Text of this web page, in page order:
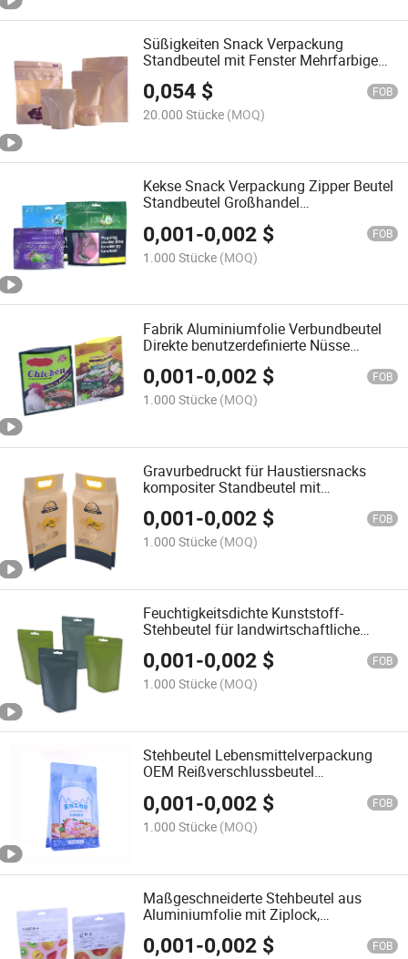
Süßigkeiten Snack Verpackung
Standbeutel mit Fenster Mehrfarbige
Lebensmittelverpackung
0,054 $ FOB
20.000 Stücke (MOQ)
Kekse Snack Verpackung Zipper Beutel
Standbeutel Großhandel
LLDPE Kunststoffbeutel
wiederverwendbar anti Verderb
0,001-0,002 $ FOB
1.000 Stücke (MOQ)
Fabrik Aluminiumfolie Verbundbeutel
Direkte benutzerdefinierte Nüsse
Verpackungsbeutel Standbeutel für
Lebensmittel Kunststoffbeutel
0,001-0,002 $ FOB
1.000 Stücke (MOQ)
Gravurbedruckt für Haustiersnacks
kompositer Standbeutel mit
bedrucktem farbigen LLDPE-
Kunststoffbeutel
0,001-0,002 $ FOB
1.000 Stücke (MOQ)
Feuchtigkeitsdichte Kunststoff-
Stehbeutel für landwirtschaftliche
Produkte mit individueller Bedruckung,
PVC-Kunststoffbeutel für Lebensmittel
aus der Landwirtschaft,
Reißverschlussbeutel
0,001-0,002 $ FOB
1.000 Stücke (MOQ)
Stehbeutel Lebensmittelverpackung
OEM Reißverschlussbeutel
Kunststoffbeutel Aluminiumfolie
Verbundbeutel
0,001-0,002 $ FOB
1.000 Stücke (MOQ)
Maßgeschneiderte Stehbeutel aus
Aluminiumfolie mit Ziplock,
Kunststoffverpackungstasche für
0,001-0,002 $ FOB